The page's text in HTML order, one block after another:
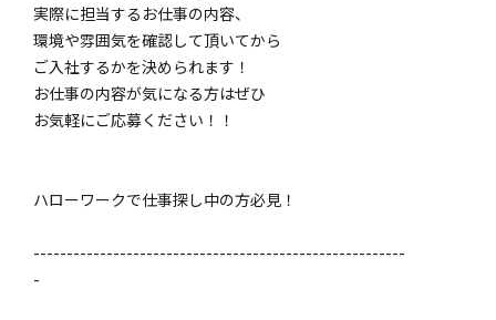
実際に担当するお仕事の内容、
環境や雰囲気を確認して頂いてから
ご入社するかを決められます！
お仕事の内容が気になる方はぜひ
お気軽にご応募ください！！
ハローワークで仕事探し中の方必見！
--------------------------------------------------------
-